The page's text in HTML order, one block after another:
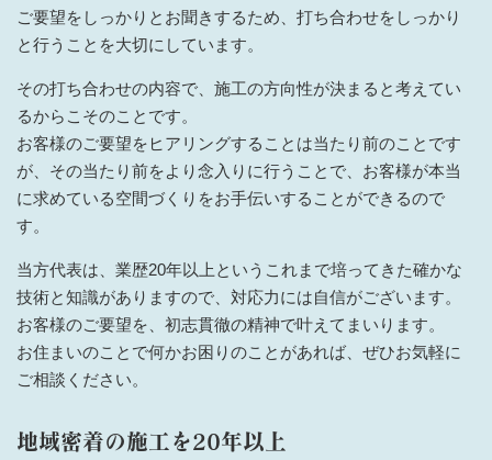
ご要望をしっかりとお聞きするため、打ち合わせをしっかり
と行うことを大切にしています。
その打ち合わせの内容で、施工の方向性が決まると考えてい
るからこそのことです。
お客様のご要望をヒアリングすることは当たり前のことです
が、その当たり前をより念入りに行うことで、お客様が本当
に求めている空間づくりをお手伝いすることができるので
す。
当方代表は、業歴20年以上というこれまで培ってきた確かな
技術と知識がありますので、対応力には自信がございます。
お客様のご要望を、初志貫徹の精神で叶えてまいります。
お住まいのことで何かお困りのことがあれば、ぜひお気軽に
ご相談ください。
地域密着の施工を20年以上